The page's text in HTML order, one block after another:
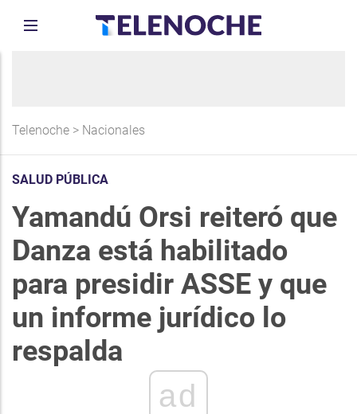
Telenoche > Nacionales
SALUD PÚBLICA
Yamandú Orsi reiteró que
Danza está habilitado
para presidir ASSE y que
un informe jurídico lo
respalda
ad